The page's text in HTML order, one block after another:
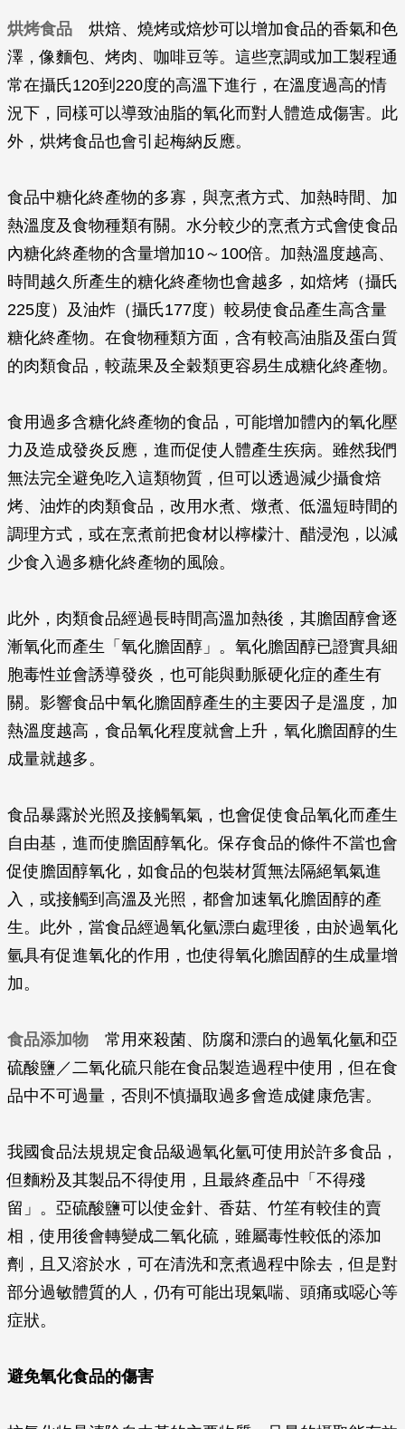
烘烤食品 烘焙、燒烤或焙炒可以增加食品的香氣和色
澤，像麵包、烤肉、咖啡豆等。這些烹調或加工製程通
常在攝氏120到220度的高溫下進行，在溫度過高的情
況下，同樣可以導致油脂的氧化而對人體造成傷害。此
外，烘烤食品也會引起梅納反應。
食品中糖化終產物的多寡，與烹煮方式、加熱時間、加
熱溫度及食物種類有關。水分較少的烹煮方式會使食品
內糖化終產物的含量增加10～100倍。加熱溫度越高、
時間越久所產生的糖化終產物也會越多，如焙烤（攝氏
225度）及油炸（攝氏177度）較易使食品產生高含量
糖化終產物。在食物種類方面，含有較高油脂及蛋白質
的肉類食品，較蔬果及全穀類更容易生成糖化終產物。
食用過多含糖化終產物的食品，可能增加體內的氧化壓
力及造成發炎反應，進而促使人體產生疾病。雖然我們
無法完全避免吃入這類物質，但可以透過減少攝食焙
烤、油炸的肉類食品，改用水煮、燉煮、低溫短時間的
調理方式，或在烹煮前把食材以檸檬汁、醋浸泡，以減
少食入過多糖化終產物的風險。
此外，肉類食品經過長時間高溫加熱後，其膽固醇會逐
漸氧化而產生「氧化膽固醇」。氧化膽固醇已證實具細
胞毒性並會誘導發炎，也可能與動脈硬化症的產生有
關。影響食品中氧化膽固醇產生的主要因子是溫度，加
熱溫度越高，食品氧化程度就會上升，氧化膽固醇的生
成量就越多。
食品暴露於光照及接觸氧氣，也會促使食品氧化而產生
自由基，進而使膽固醇氧化。保存食品的條件不當也會
促使膽固醇氧化，如食品的包裝材質無法隔絕氧氣進
入，或接觸到高溫及光照，都會加速氧化膽固醇的產
生。此外，當食品經過氧化氫漂白處理後，由於過氧化
氫具有促進氧化的作用，也使得氧化膽固醇的生成量增
加。
食品添加物 常用來殺菌、防腐和漂白的過氧化氫和亞
硫酸鹽／二氧化硫只能在食品製造過程中使用，但在食
品中不可過量，否則不慎攝取過多會造成健康危害。
我國食品法規規定食品級過氧化氫可使用於許多食品，
但麵粉及其製品不得使用，且最終產品中「不得殘
留」。亞硫酸鹽可以使金針、香菇、竹笙有較佳的賣
相，使用後會轉變成二氧化硫，雖屬毒性較低的添加
劑，且又溶於水，可在清洗和烹煮過程中除去，但是對
部分過敏體質的人，仍有可能出現氣喘、頭痛或噁心等
症狀。
避免氧化食品的傷害